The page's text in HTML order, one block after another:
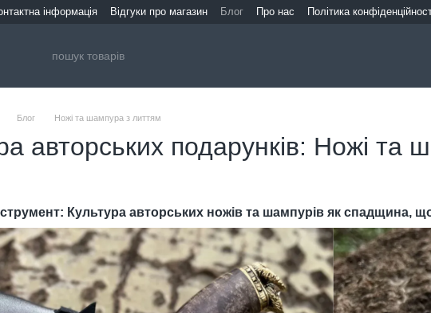
інформація Відгуки про магазин Блог Про нас Політика
Блог Ножі та шампура з литтям
авторських подарунків: Ножі та
Культура авторських ножів та шампурів як спадщина,